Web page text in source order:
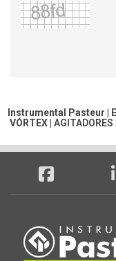
Instrumental Pasteur |
VÓRTEX AGITADORES